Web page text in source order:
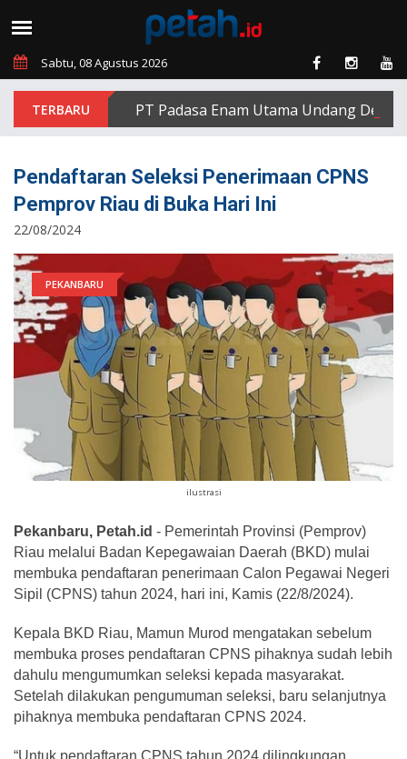
Sabtu, 08 Agustus 2026
PT Padasa Enam Utama Undang
Pendaftaran Seleksi Penerimaan CPNS
Pemprov Riau di Buka Hari Ini
22/08/2024
PEKANBARU
ilustrasi
Pekanbaru, Petah.id - Pemerintah Provinsi (Pemprov)
Riau melalui Badan Kepegawaian Daerah (BKD) mulai
membuka pendaftaran penerimaan Calon Pegawai Negeri
Sipil (CPNS) tahun 2024, hari ini, Kamis (22/8/2024).
Kepala BKD Riau, Mamun Murod mengatakan sebelum
membuka proses pendaftaran CPNS pihaknya sudah lebih
dahulu mengumumkan seleksi kepada masyarakat.
Setelah dilakukan pengumuman seleksi, baru selanjutnya
pihaknya membuka pendaftaran CPNS 2024.
“Untuk pendaftaran CPNS tahun 2024 dilingkungan